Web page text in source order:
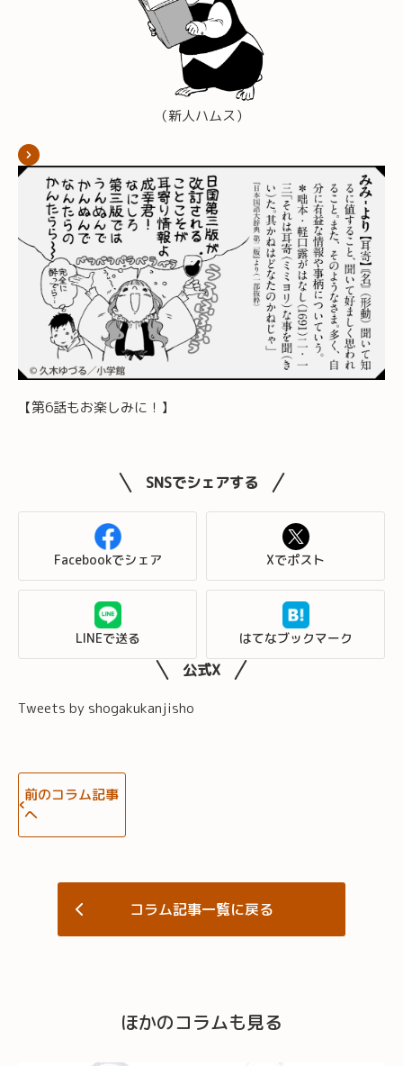
（新人ハムス）
【第6話もお楽しみに！】
SNSでシェアする
Facebookでシェア Xでポスト
LINEで送る はてなブックマーク
公式X
Tweets by shogakukanjisho
前のコラム記事
へ
コラム記事一覧に戻る
ほかのコラムも見る